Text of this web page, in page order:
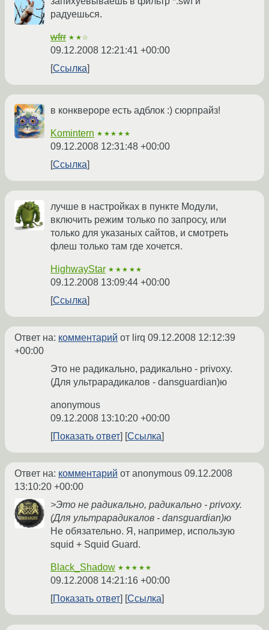
радуешься.
wfrr ★★☆
09.12.2008 12:21:41 +00:00
Ссылка
в конквероре есть адблок :) сюрпрайз!
Komintern ★★★★★
09.12.2008 12:31:48 +00:00
Ссылка
лучше в настройках в пункте Модули,
включить режим только по запросу, или
только для указаных сайтов, и смотреть
флеш только там где хочется.
HighwayStar ★★★★★
09.12.2008 13:09:44 +00:00
Ссылка
Ответ на: комментарий от lirq 09.12.2008 12:12:39
+00:00
Это не радикально, радикально - privoxy.
(Для ультрарадикалов - dansguardian)ю
anonymous
09.12.2008 13:10:20 +00:00
Показать ответ
Ссылка
Ответ на: комментарий от anonymous 09.12.2008
13:10:20 +00:00
>Это не радикально, радикально - privoxy.
(Для ультрарадикалов - dansguardian)ю
Не обязательно. Я, например, использую
squid + Squid Guard.
Black_Shadow ★★★★★
09.12.2008 14:21:16 +00:00
Показать ответ
Ссылка